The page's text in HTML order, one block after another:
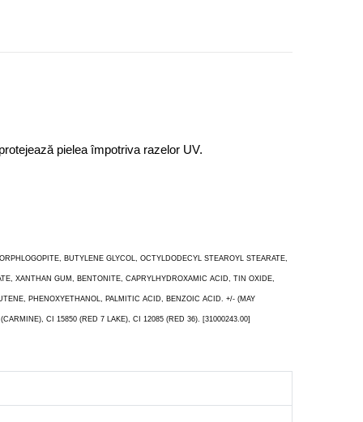
pielea împotriva razelor UV.
BUTYLENE GLYCOL, OCTYLDODECYL STEAROYL STEARATE,
XANTHAN GUM, BENTONITE, CAPRYLHYDROXAMIC ACID, TIN OXIDE,
PHENOXYETHANOL, PALMITIC ACID, BENZOIC ACID. +/- (MAY
CI 15850 (RED 7 LAKE), CI 12085 (RED 36). [31000243.00]